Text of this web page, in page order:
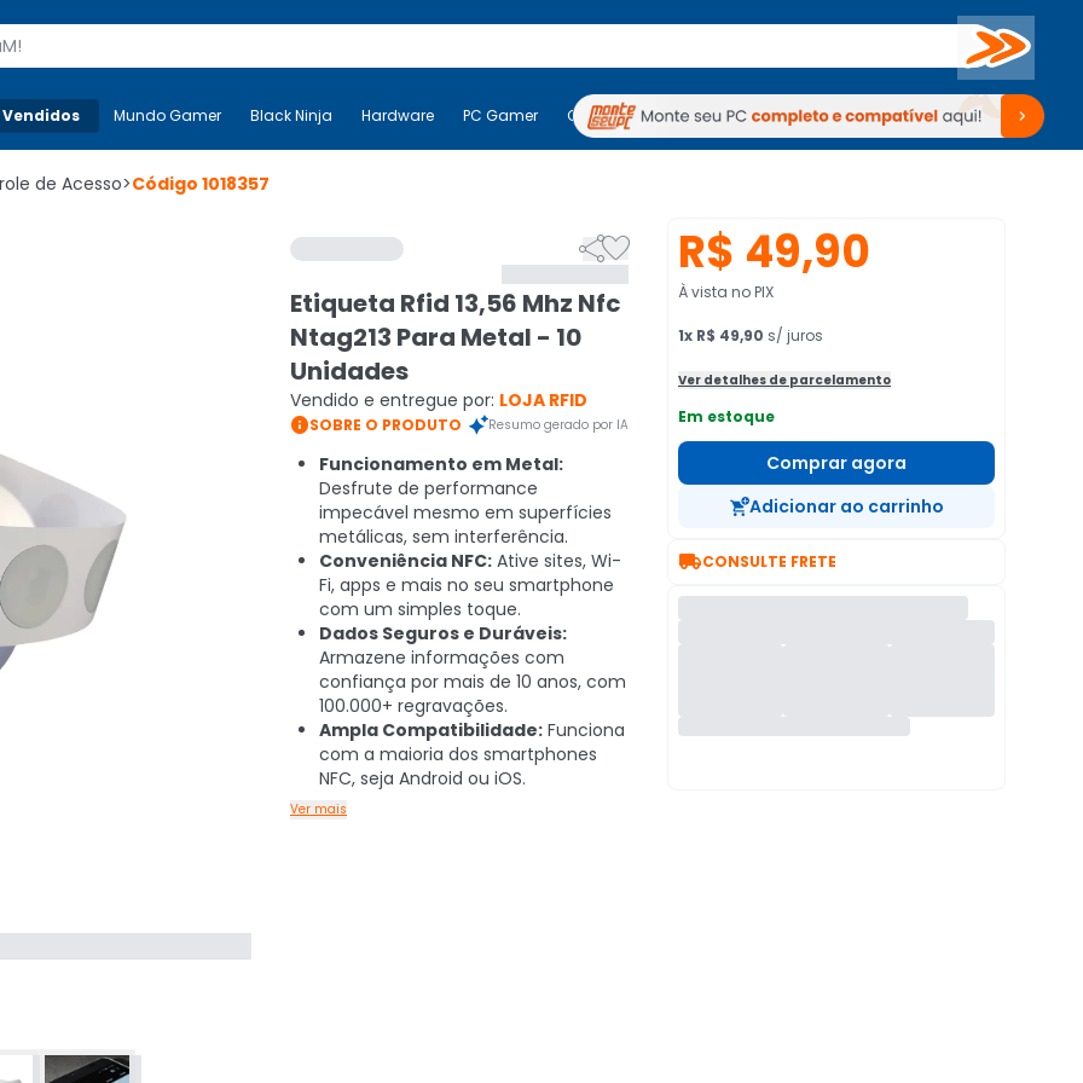
Buscar
Mais-v- Mundo Gamer Black Ninja Hardware PC Gamer Computadores Periféricos TV Venda no KaBuM!
Mundo Gamer Black Ninja Hardware PC Gamer Computadores Periféricos TV Venda no KaBuM!
de Acesso>Código 1018357

Etiqueta Rfid 13,56 Mhz Nfc
Ntag213 Para Metal - 10
Unidades
Vendido e entregue por: LOJA RFID
SOBRE O PRODUTO Resumo gerado por IA
Funcionamento em Metal:
Desfrute de performance
impecável mesmo em superfícies
metálicas, sem interferência.
Conveniência NFC: Ative sites, Wi-
Fi, apps e mais no seu smartphone
com um simples toque.
Dados Seguros e Duráveis:
Armazene informações com
confiança por mais de 10 anos, com
100.000+ regravações.
Ampla Compatibilidade: Funciona
com a maioria dos smartphones
NFC, seja Android ou iOS.
Ver mais
R$ 49,90
À vista no PIX
1x R$ 49,90 s/ juros
Ver detalhes de parcelamento
Em estoque
Comprar agora
Adicionar ao carrinho
CONSULTE FRETE